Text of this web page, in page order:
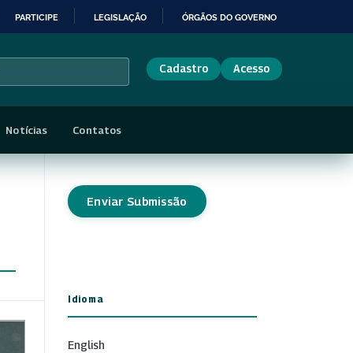
PARTICIPE LEGISLAÇÃO ÓRGÃOS DO GOVERNO
Cadastro Acesso
Notícias Contatos
Enviar Submissão
Idioma
English